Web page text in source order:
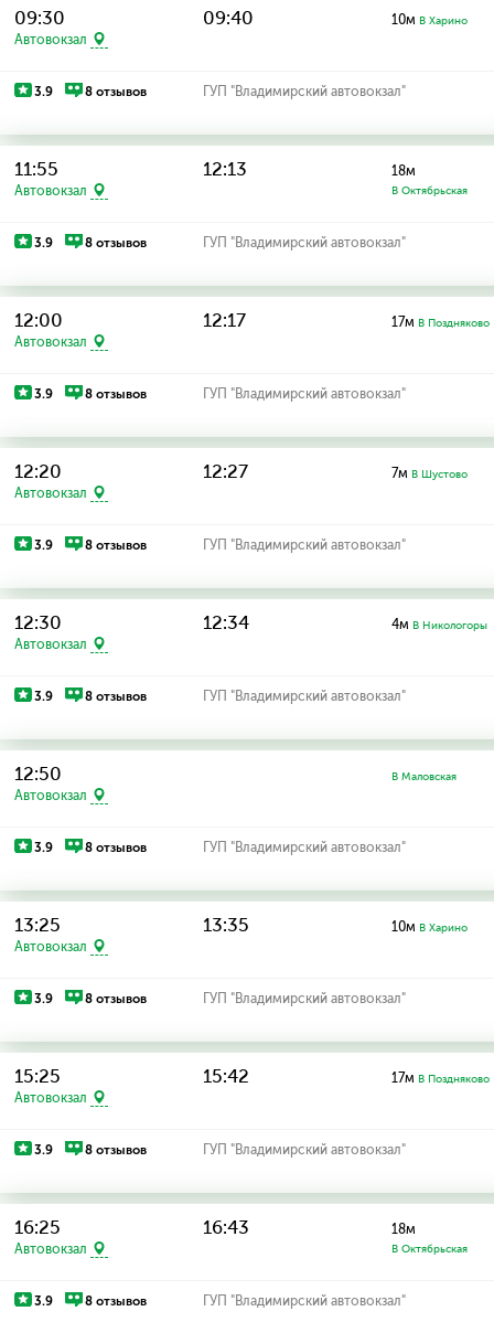
09:30
Автовокзал
09:40 10м В Харино
3.9 8 отзывов ГУП "Владимирский автовокзал"
11:55
Автовокзал
12:13 18м
В Октябрьская
3.9 8 отзывов ГУП "Владимирский автовокзал"
12:00
Автовокзал
12:17 17м В Поздняково
3.9 8 отзывов ГУП "Владимирский автовокзал"
12:20
Автовокзал
12:27 7м В Шустово
3.9 8 отзывов ГУП "Владимирский автовокзал"
12:30
Автовокзал
12:34 4м В Никологоры
3.9 8 отзывов ГУП "Владимирский автовокзал"
12:50
Автовокзал
В Маловская
3.9 8 отзывов ГУП "Владимирский автовокзал"
13:25
Автовокзал
13:35 10м В Харино
3.9 8 отзывов ГУП "Владимирский автовокзал"
15:25
Автовокзал
15:42 17м В Поздняково
3.9 8 отзывов ГУП "Владимирский автовокзал"
16:25
Автовокзал
16:43 18м
В Октябрьская
3.9 8 отзывов ГУП "Владимирский автовокзал"